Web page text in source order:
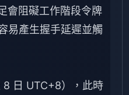
會阻礙工作階段令牌
易產生握手延遲並觸
8 日 UTC+8），此時